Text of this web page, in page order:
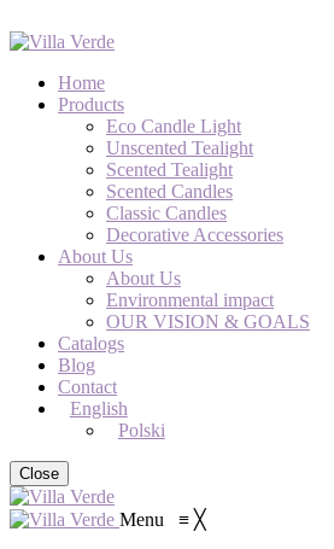
Home
Products
Eco Candle Light
Unscented Tealight
Scented Tealight
Scented Candles
Classic Candles
Decorative Accessories
About Us
About Us
Environmental impact
OUR VISION & GOALS
Catalogs
Blog
Contact
English
Polski
Close
Menu ≡ ╳